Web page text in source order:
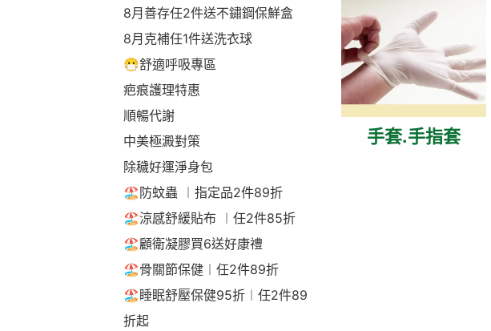
8月善存任2件送不鏽鋼保鮮盒
8月克補任1件送洗衣球
😷舒適呼吸專區
疤痕護理特惠
順暢代謝
中美極澱對策
除穢好運淨身包
🏖️防蚊蟲 ︱指定品2件89折
🏖️涼感舒緩貼布 ︱任2件85折
🏖️顧衛凝膠買6送好康禮
🏖️骨關節保健︱任2件89折
🏖️睡眠舒壓保健95折︱任2件89
折起
手套.手指套